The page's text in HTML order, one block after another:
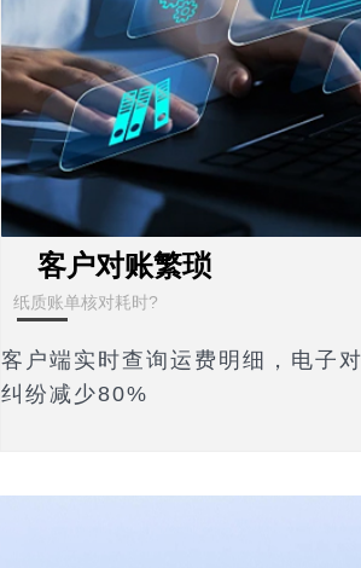
客户对账繁琐
纸质账单核对耗时?
客户端实时查询运费明细，电子
纠纷减少80%